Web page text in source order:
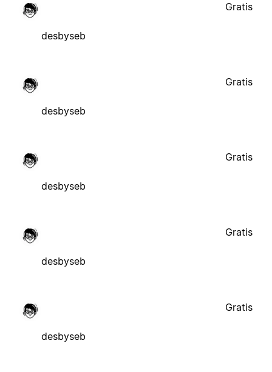
desbyseb
Gratis
desbyseb
Gratis
desbyseb
Gratis
desbyseb
Gratis
desbyseb
Gratis